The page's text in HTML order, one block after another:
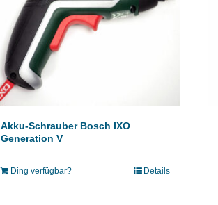
Akku-Schrauber Bosch IXO
Generation V
Ding verfügbar? Details